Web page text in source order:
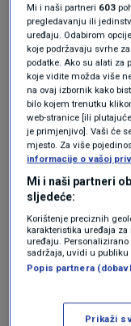
Tako se pisalo
Premier lige za
Švicarske
sezoni.
Mi i naši partneri 603
pregledavanju ili
uređaju. Odabirom
koje podržavaju svrhe
podatke. Ako su alati za
koje vidite možda više
na ovaj izbornik kako
bilo kojem trenutku
web-stranice [ili
je primjenjivo]. Vaši će
mjesto. Za više
informacije o vašoj
Mi i naši partneri
sljedeće:
Korištenje preciznih
karakteristika uređaja
uređaju.
sadržaja, uvidi u
Popis partnera
Prikaži